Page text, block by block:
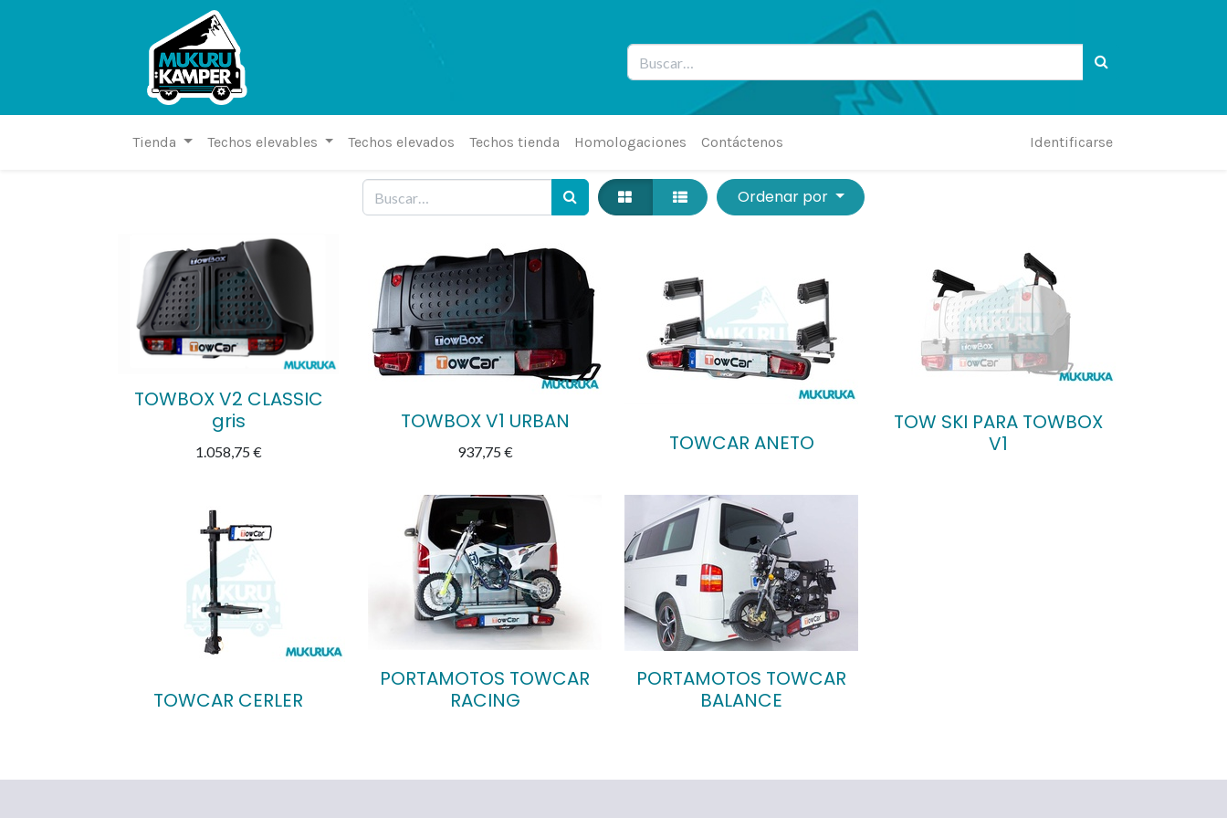
Tienda Techos elevables Techos elevados Techos tienda Homologaciones Contáctenos Identificarse
Ordenar por
TOWBOX V2 CLASSIC
gris
1.058,75€
TOWBOX V1 URBAN
937,75€ TOWCAR ANETO
TOW SKI PARA TOWBOX
V1
TOWCAR CERLER
PORTAMOTOS TOWCAR
RACING
PORTAMOTOS TOWCAR
BALANCE